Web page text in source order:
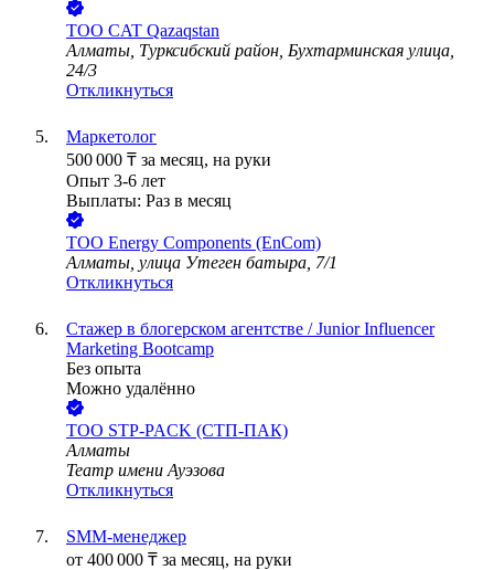
ТОО CAT Qazaqstan
Алматы, Турксибский район, Бухтарминская улица,
24/3
Откликнуться
Маркетолог
500 000 ₸ за месяц, на руки
Опыт 3-6 лет
Выплаты: Раз в месяц
ТОО Energy Components (EnCom)
Алматы, улица Утеген батыра, 7/1
Откликнуться
Стажер в блогерском агентстве / Junior Influencer
Marketing Bootcamp
Без опыта
Можно удалённо
ТОО STP-PACK (СТП-ПАК)
Алматы
Театр имени Ауэзова
Откликнуться
SMM-менеджер
от 400 000 ₸ за месяц, на руки